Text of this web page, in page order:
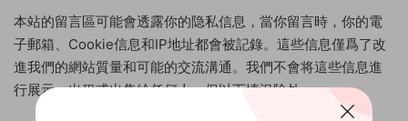
本站的留言區可能會透露你的隐私信息，當你留言時，你的電
子郵箱、Cookie信息和IP地址都會被記錄。這些信息僅爲了改
進我們的網站質量和可能的交流溝通。我們不會将這些信息進
行展示、出租或出售給任何人。但以下情況除外：